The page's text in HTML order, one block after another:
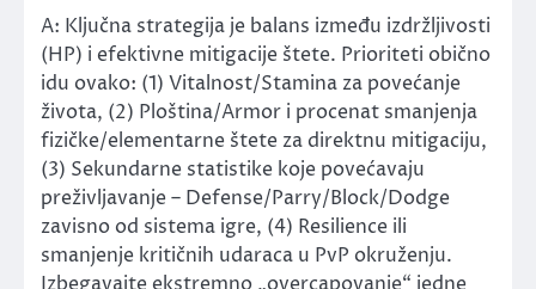
A: Ključna strategija je balans između izdržljivosti
(HP) i efektivne mitigacije štete. Prioriteti obično
idu ovako: (1) Vitalnost/Stamina za povećanje
života, (2) Ploština/Armor i procenat smanjenja
fizičke/elementarne štete za direktnu mitigaciju,
(3) Sekundarne statistike koje povećavaju
preživljavanje – Defense/Parry/Block/Dodge
zavisno od sistema igre, (4) Resilience ili
smanjenje kritičnih udaraca u PvP okruženju.